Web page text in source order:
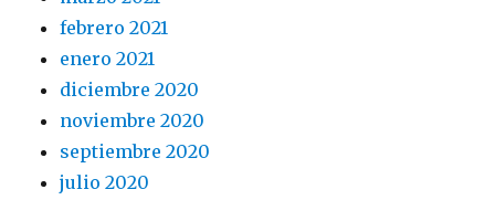
febrero 2021
enero 2021
diciembre 2020
noviembre 2020
septiembre 2020
julio 2020